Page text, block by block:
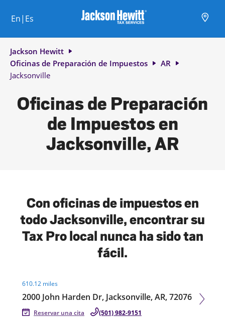
En|Es
Jackson Hewitt
Oficinas de Preparación de Impuestos
AR
Jacksonville
Oficinas de Preparación
de Impuestos en
Jacksonville, AR
Con oficinas de impuestos en
todo Jacksonville, encontrar su
Tax Pro local nunca ha sido tan
fácil.
610.12 miles
2000 John Harden Dr, Jacksonville, AR, 72076
Reservar una cita (501) 982-9151